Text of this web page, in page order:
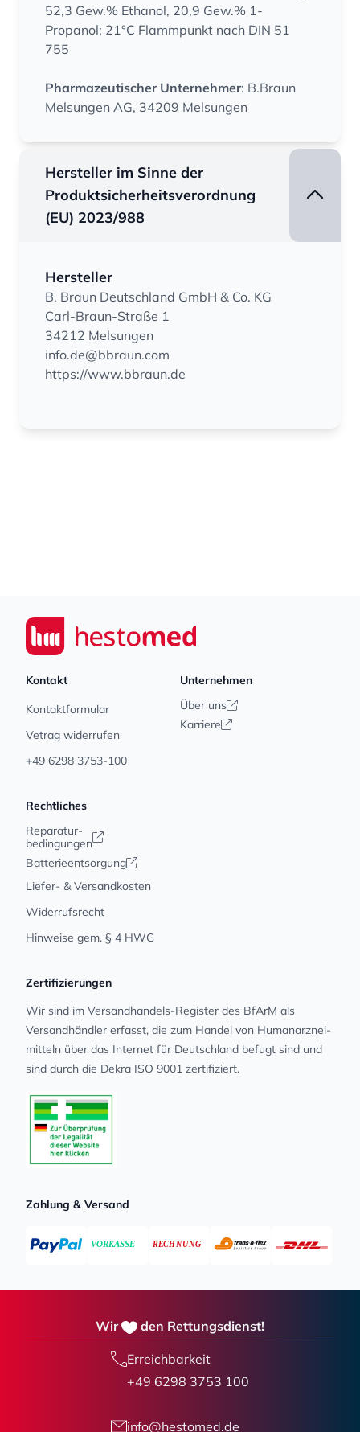
52,3 Gew.% Ethanol, 20,9 Gew.% 1-
Propanol; 21°C Flammpunkt nach DIN 51
755
Pharmazeutischer Unternehmer: B.Braun
Melsungen AG, 34209 Melsungen
Hersteller im Sinne der
Produktsicherheitsverordnung
(EU) 2023/988
Hersteller
B. Braun Deutschland GmbH & Co. KG
Carl-Braun-Straße 1
34212 Melsungen
info.de@bbraun.com
https://www.bbraun.de
Seiwert GmbH
Kontakt
Kontaktformular
Vetrag widerrufen
+49 6298 3753-100
Unternehmen
Über uns
Karriere
Rechtliches
Reparatur-
bedingungen
Batterieentsorgung
Liefer- & Versandkosten
Widerrufsrecht
Hinweise gem. § 4 HWG
Zertifizierungen
Wir sind im Versandhandels-Register des BfArM als
Versandhändler erfasst, die zum Handel von Human­arz­nei­
mit­teln über das Internet für Deutschland befugt sind und
sind durch die Dekra ISO 9001 zertifiziert.
Zahlung & Versand
Wir den Rettungsdienst!
Erreichbarkeit
+49 6298 3753 100
info@hestomed.de